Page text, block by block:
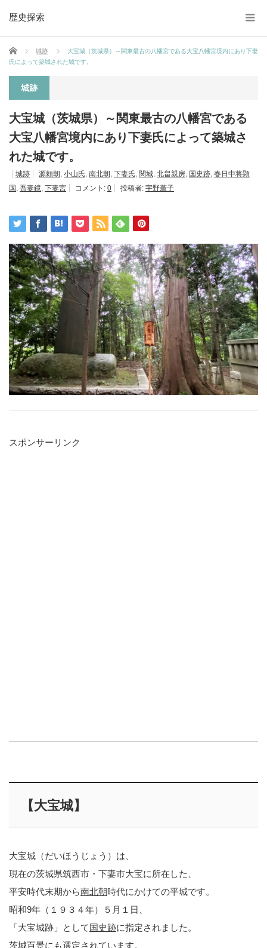
歴史探索
ホーム 城跡
大宝城（茨城県）～関東最古の八幡宮である大宝八幡宮境内にあり下妻
氏によって築城された城です。
城跡
大宝城（茨城県）～関東最古の八幡宮である
大宝八幡宮境内にあり下妻氏によって築城さ
れた城です。
城跡 源頼朝 , 小山氏, 南北朝 , 下妻氏, 関城, 北畠親房, 国史跡, 春日中将顕
国 , 吾妻鏡, 下妻宮 コメント: 0 投稿者: 宇野薫子
スポンサーリンク
【大宝城】
大宝城（だいほうじょう）は、
現在の茨城県筑西市・下妻市大宝に所在した、
平安時代末期から南北朝時代にかけての平城です。
昭和9年（１９３４年）５月１日、
「大宝城跡」として国史跡に指定されました。
茨城百景にも選定されています。